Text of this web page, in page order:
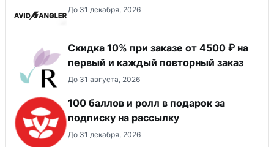
До 31 декабря, 2026
Скидка 10% при заказе от 4500 ₽ на
первый и каждый повторный заказ
До 31 августа, 2026
100 баллов и ролл в подарок за
подписку на рассылку
До 31 декабря, 2026